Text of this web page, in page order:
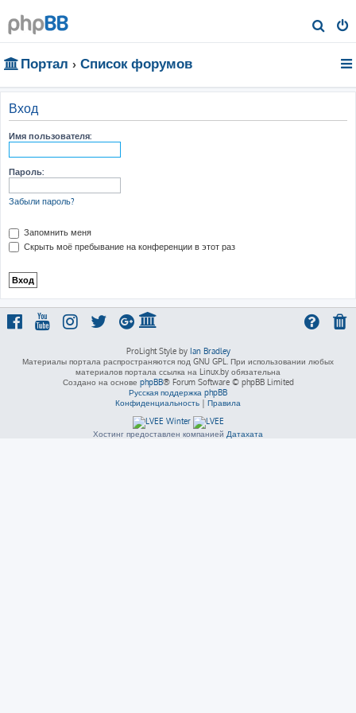
о
Портал Список форумов
Вход
Имя пользователя:
Пароль:
Забыли пароль?
Запомнить меня
Скрыть моё пребывание на конференции в этот раз
ProLight Style by Ian Bradley
Материалы портала распространяются под GNU GPL. При использовании любых
материалов портала ссылка на Linux.by обязательна
Создано на основе phpBB® Forum Software © phpBB Limited
Русская поддержка phpBB
Конфиденциальность | Правила
Хостинг предоставлен компанией Датахата